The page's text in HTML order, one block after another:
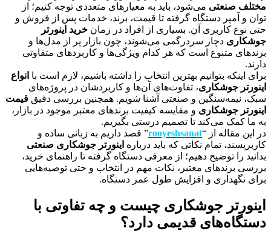
مختلف صنعتی می‌شود، باید به معیارهای متعددی توجه کنیم؛ از
توان و آمپر دستگاه گرفته تا قیمت، برند، خدمات پس از فروش و
حتی نوع کاربری آن. بسیاری از افراد در زمان خرید اینورتر
جوشکاری دچار سردرگمی می‌شوند، چون بازار پر از مدل‌ها و
برندهای متنوع است که هر کدام ویژگی‌ها و کاربردهای متفاوتی
دارند.
برای اینکه بتوانیم بهترین انتخاب را داشته باشیم، لازم است با انواع
اینورتر جوشکاری، تفاوت‌های آن‌ها و کاربردشان در پروژه‌های
سبک، نیمه‌سنگین و صنعتی آشنا شویم. همچنین بررسی دقیق قیمت
اینورتر جوشکاری و مقایسه کیفیت برندهای معتبر موجود در بازار،
به ما کمک می‌کند تا تصمیم درستی بگیریم.
در این مقاله از “rooyeshsanat” قصد داریم به زبانی ساده و
کاربرپسند، تمام نکاتی که باید درباره اینورتر جوشکاری صنعتی
بدانید را توضیح دهیم؛ از معرفی دستگاه گرفته تا راهنمای خرید،
بررسی برندهای معتبر، نکات مهم در انتخاب و حتی توصیه‌هایی
برای نگهداری و افزایش طول عمر دستگاه.
اینورتر جوشکاری چیست و چه تفاوتی با
دستگاه‌های قدیمی دارد؟